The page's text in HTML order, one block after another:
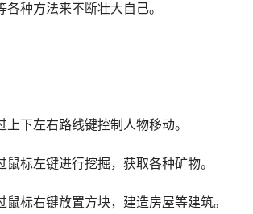
种方法来不断壮大自己。
下左右路线键控制人物移动。
标左键进行挖掘，获取各种矿物。
鼠标右键放置方块，建造房屋等建筑。